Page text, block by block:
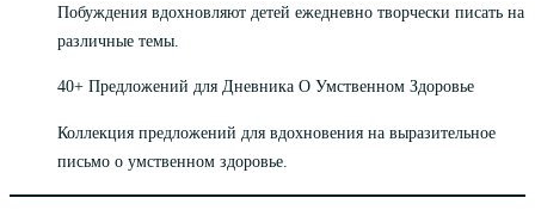
Побуждения вдохновляют детей ежедневно творчески писать на
различные темы.
40+ Предложений для Дневника О Умственном Здоровье
Коллекция предложений для вдохновения на выразительное
письмо о умственном здоровье.